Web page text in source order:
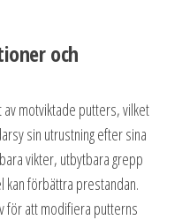
och
motviktade putters, vilket
sin utrustning efter sina
vikter, utbytbara grepp
kan förbättra prestandan.
för att modifiera putterns